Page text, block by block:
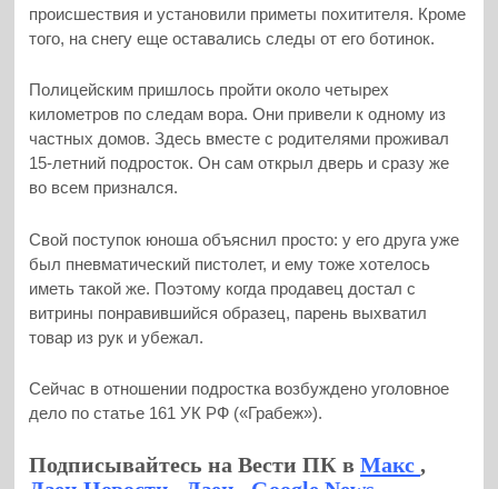
происшествия и установили приметы похитителя. Кроме
того, на снегу еще оставались следы от его ботинок.
Полицейским пришлось пройти около четырех
километров по следам вора. Они привели к одному из
частных домов. Здесь вместе с родителями проживал
15-летний подросток. Он сам открыл дверь и сразу же
во всем признался.
Свой поступок юноша объяснил просто: у его друга уже
был пневматический пистолет, и ему тоже хотелось
иметь такой же. Поэтому когда продавец достал с
витрины понравившийся образец, парень выхватил
товар из рук и убежал.
Сейчас в отношении подростка возбуждено уголовное
дело по статье 161 УК РФ («Грабеж»).
Подписывайтесь на Вести ПК вМакс,